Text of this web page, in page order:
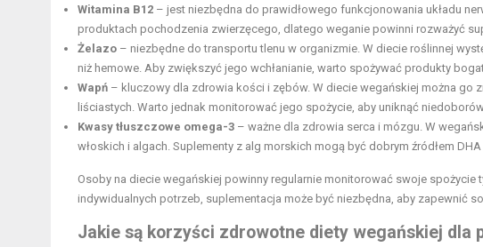
Witamina B12 – jest niezbędna do prawidłowego funkcjonowania układu
produktach pochodzenia zwierzęcego, dlatego weganie powinni rozważyć
Żelazo – niezbędne do transportu tlenu w organizmie. W diecie roślinnej
niż hemowe. Aby zwiększyć jego wchłanianie, warto spożywać produkty
Wapń – kluczowy dla zdrowia kości i zębów. W diecie wegańskiej można go
liściastych. Warto jednak monitorować jego spożycie, aby uniknąć
Kwasy tłuszczowe omega-3 – ważne dla zdrowia serca i mózgu. W
włoskich i algach. Suplementy z alg morskich mogą być dobrym źródłem
Osoby na diecie wegańskiej powinny regularnie monitorować swoje spożycie
indywidualnych potrzeb, suplementacja może być niezbędna, aby zapewnić
Jakie są korzyści zdrowotne diety wegańskiej dla